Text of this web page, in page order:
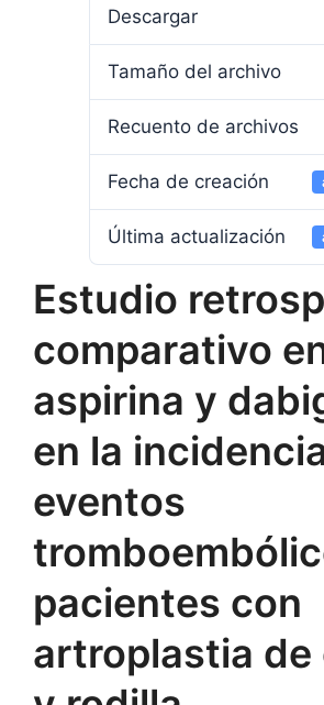
Descargar
Tamaño del archivo
Recuento de archivos
Fecha de creación
Última actualización
Estudio
comparativo
aspirina y
en la
eventos
pacientes con
artroplastia de